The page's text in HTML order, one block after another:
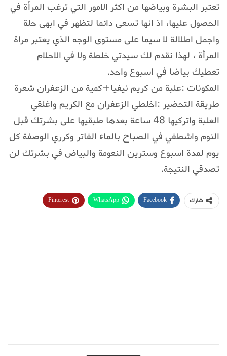
تعتبر البشرة وبياضها من اكثر الامور التي ترغب المرأة في
الحصول عليها، اذ انها تسعى دائما لتظهر في ابهى حلة
واجمل اطلالة لا سيما على مستوى الوجه الذي يعتبر مراة
المرأة ، لهذا نقدم لك سيدتي خلطة ولا في الاحلام
تعطيك بياضا في اسبوع واحد.
المكونات :علبة من كريم نيفيا+كمية من الزعفران شعرة
طريقة التحضير :اخلطي الزعفران مع الكريم واغلقي
العلبة واتركيها 48 ساعة بعدها طبقيها على بشرتك قبل
النوم واشطفي في الصباح بالماء الفاتر وكرري الوصفة كل
يوم لمدة اسبوع وسترين النعومة والبياض في بشرتك لن
تصدقي النتيجة.
شارك Facebook
WhatsApp
Pinterest